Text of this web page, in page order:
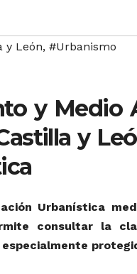
y León, #Urbanismo
y Medio
y
Urbanística
consultar la